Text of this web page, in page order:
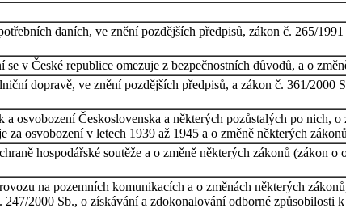
daních, ve znění pozdějších předpisů, zákon č. 265/
v České republice omezuje z bezpečnostních důvodů, a o
dopravě, ve znění pozdějších předpisů, a zákon č. 361/
osvobození Československa a některých pozůstalých po nich,
za osvobození v letech 1939 až 1945 a o změně některých zákonů
hospodářské soutěže a o změně některých zákonů (zákon o
na pozemních komunikacích a o změnách některých
2000 Sb., o získávání a zdokonalování odborné